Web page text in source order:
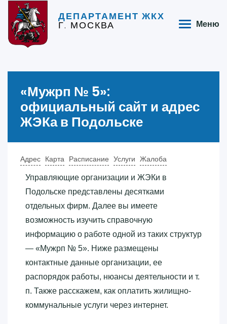
ДЕПАРТАМЕНТ ЖКХ
Г. МОСКВА Меню
«‎Мужрп № 5»‎:
официальный сайт и адрес
ЖЭКа в Подольске
Адрес Карта Расписание Услуги Жалоба
Управляющие организации и ЖЭКи в
Подольске представлены десятками
отдельных фирм. Далее вы имеете
возможность изучить справочную
информацию о работе одной из таких структур
— «‎Мужрп № 5»‎. Ниже размещены
контактные данные организации, ее
распорядок работы, нюансы деятельности и т.
п. Также расскажем, как оплатить жилищно-
коммунальные услуги через интернет.